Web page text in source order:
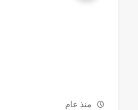
منذ عام